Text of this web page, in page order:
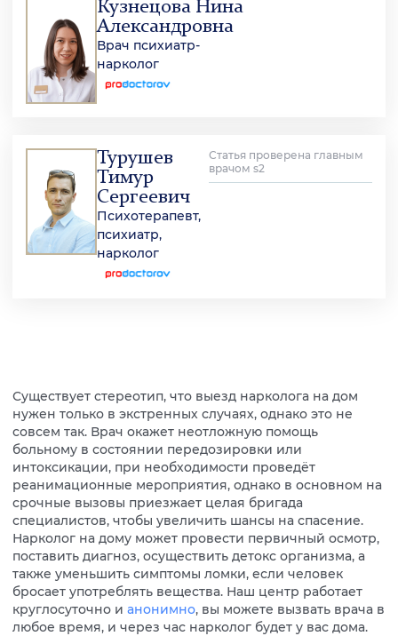
Кузнецова Нина
Александровна
Врач психиатр-
нарколог
Турушев
Тимур
Сергеевич
Психотерапевт,
психиатр,
нарколог
Статья проверена главным
врачом s2
Существует стереотип, что выезд нарколога на дом
нужен только в экстренных случаях, однако это не
совсем так. Врач окажет неотложную помощь
больному в состоянии передозировки или
интоксикации, при необходимости проведёт
реанимационные мероприятия, однако в основном на
срочные вызовы приезжает целая бригада
специалистов, чтобы увеличить шансы на спасение.
Нарколог на дому может провести первичный осмотр,
поставить диагноз, осуществить детокс организма, а
также уменьшить симптомы ломки, если человек
бросает употреблять вещества. Наш центр работает
круглосуточно и анонимно, вы можете вызвать врача в
любое время, и через час нарколог будет у вас дома.